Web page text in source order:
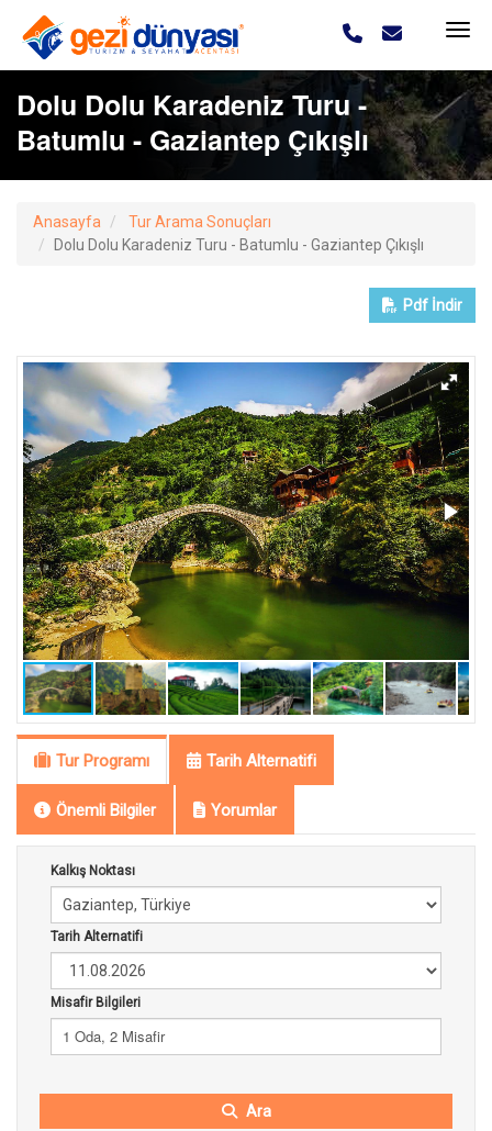
Dolu Dolu Karadeniz Turu -
Batumlu - Gaziantep Çıkışlı
Anasayfa
Tur Arama Sonuçları
Dolu Dolu Karadeniz Turu - Batumlu - Gaziantep Çıkışlı
Pdf İndir
Tur Programı Tarih Alternatifi
Önemli Bilgiler Yorumlar
Kalkış Noktası
Tarih Alternatifi
Misafir Bilgileri
1 Oda, 2 Misafir
Ara